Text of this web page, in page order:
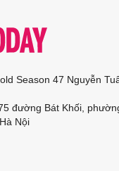
Season 47 Nguyễn
đường Bát Khối,
Nội